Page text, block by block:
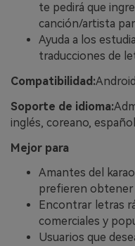
te pedirá que
canción/artista
Ayuda a los
traducciones de
Compatibilidad:
Soporte de idioma:
inglés, coreano,
Mejor para
Amantes del
prefieren obtener
Encontrar letras
comerciales y
Usuarios que